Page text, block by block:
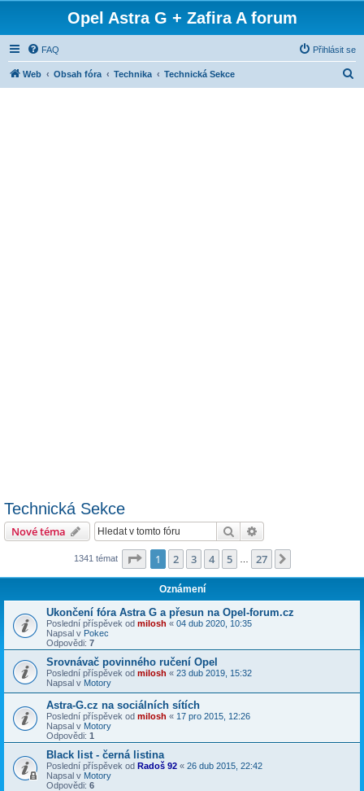
Opel Astra G + Zafira A forum
FAQ Přihlásit se
Web Obsah fóra Technika Technická Sekce
Technická Sekce
Nové téma Hledat
1341 témat Stránka z 27
1 2 3 4 5 27
Oznámení
Ukončení fóra Astra G a přesun na Opel-forum.cz
Poslední příspěvek od milosh « 04 dub 2020, 10:35
Napsal v Pokec
Odpovědi: 7
Srovnávač povinného ručení Opel
Poslední příspěvek od milosh « 23 dub 2019, 15:32
Napsal v Motory
Astra-G.cz na sociálních sítích
Poslední příspěvek od milosh « 17 pro 2015, 12:26
Napsal v Motory
Odpovědi: 1
Black list - černá listina
Poslední příspěvek od Radoš 92 « 26 dub 2015, 22:42
Napsal v Motory
Odpovědi: 6